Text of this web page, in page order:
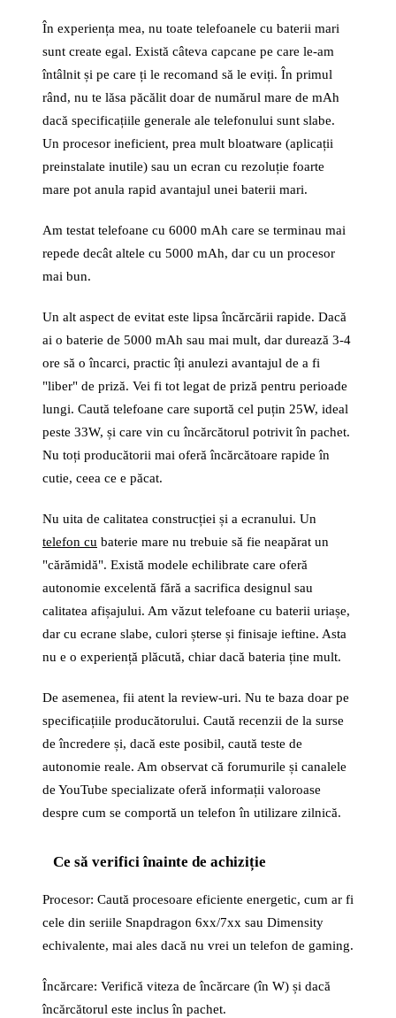
În experiența mea, nu toate telefoanele cu baterii mari
sunt create egal. Există câteva capcane pe care le-am
întâlnit și pe care ți le recomand să le eviți. În primul
rând, nu te lăsa păcălit doar de numărul mare de mAh
dacă specificațiile generale ale telefonului sunt slabe.
Un procesor ineficient, prea mult bloatware (aplicații
preinstalate inutile) sau un ecran cu rezoluție foarte
mare pot anula rapid avantajul unei baterii mari.
Am testat telefoane cu 6000 mAh care se terminau mai
repede decât altele cu 5000 mAh, dar cu un procesor
mai bun.
Un alt aspect de evitat este lipsa încărcării rapide. Dacă
ai o baterie de 5000 mAh sau mai mult, dar durează 3-4
ore să o încarci, practic îți anulezi avantajul de a fi
"liber" de priză. Vei fi tot legat de priză pentru perioade
lungi. Caută telefoane care suportă cel puțin 25W, ideal
peste 33W, și care vin cu încărcătorul potrivit în pachet.
Nu toți producătorii mai oferă încărcătoare rapide în
cutie, ceea ce e păcat.
Nu uita de calitatea construcției și a ecranului. Un
telefon cu baterie mare nu trebuie să fie neapărat un
"cărămidă". Există modele echilibrate care oferă
autonomie excelentă fără a sacrifica designul sau
calitatea afișajului. Am văzut telefoane cu baterii uriașe,
dar cu ecrane slabe, culori șterse și finisaje ieftine. Asta
nu e o experiență plăcută, chiar dacă bateria ține mult.
De asemenea, fii atent la review-uri. Nu te baza doar pe
specificațiile producătorului. Caută recenzii de la surse
de încredere și, dacă este posibil, caută teste de
autonomie reale. Am observat că forumurile și canalele
de YouTube specializate oferă informații valoroase
despre cum se comportă un telefon în utilizare zilnică.
Ce să verifici înainte de achiziție
Procesor: Caută procesoare eficiente energetic, cum ar fi
cele din seriile Snapdragon 6xx/7xx sau Dimensity
echivalente, mai ales dacă nu vrei un telefon de gaming.
Încărcare: Verifică viteza de încărcare (în W) și dacă
încărcătorul este inclus în pachet.